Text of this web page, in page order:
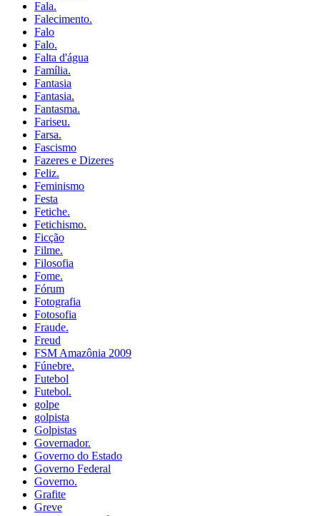
Fala.
Falecimento.
Falo
Falo.
Falta d'água
Família.
Fantasia
Fantasia.
Fantasma.
Fariseu.
Farsa.
Fascismo
Fazeres e Dizeres
Feliz.
Feminismo
Festa
Fetiche.
Fetichismo.
Ficção
Filme.
Filosofia
Fome.
Fórum
Fotografia
Fotosofia
Fraude.
Freud
FSM Amazônia 2009
Fúnebre.
Futebol
Futebol.
golpe
golpista
Golpistas
Governador.
Governo do Estado
Governo Federal
Governo.
Grafite
Greve